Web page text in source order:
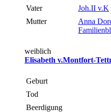
Vater
Joh.II v.K
Mutter
Anna
weiblich
Elisabeth v.Montfort-
Geburt
Tod
Beerdigung